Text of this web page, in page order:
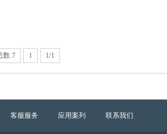
数 7 1 1/1
客服服务 应用案列 联系我们